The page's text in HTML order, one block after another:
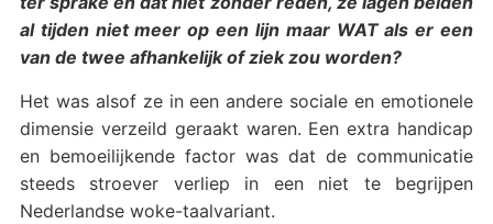
al tijden niet meer op een lijn maar WAT als er een
van de twee afhankelijk of ziek zou worden?
Het was alsof ze in een andere sociale en emotionele
dimensie verzeild geraakt waren. Een extra handicap
en bemoeilijkende factor was dat de communicatie
steeds stroever verliep in een niet te begrijpen
Nederlandse woke-taalvariant.